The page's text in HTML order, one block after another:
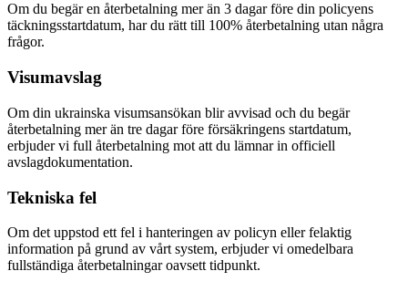
Om du begär en återbetalning mer än 3 dagar före din policyens
täckningsstartdatum, har du rätt till 100% återbetalning utan några
frågor.
Visumavslag
Om din ukrainska visumsansökan blir avvisad och du begär
återbetalning mer än tre dagar före försäkringens startdatum,
erbjuder vi full återbetalning mot att du lämnar in officiell
avslagdokumentation.
Tekniska fel
Om det uppstod ett fel i hanteringen av policyn eller felaktig
information på grund av vårt system, erbjuder vi omedelbara
fullständiga återbetalningar oavsett tidpunkt.